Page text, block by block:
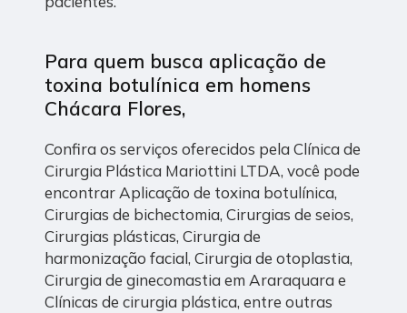
Para quem busca aplicação de
toxina botulínica em homens
Chácara Flores,
Confira os serviços oferecidos pela Clínica de
Cirurgia Plástica Mariottini LTDA, você pode
encontrar Aplicação de toxina botulínica,
Cirurgias de bichectomia, Cirurgias de seios,
Cirurgias plásticas, Cirurgia de
harmonização facial, Cirurgia de otoplastia,
Cirurgia de ginecomastia em Araraquara e
Clínicas de cirurgia plástica, entre outras